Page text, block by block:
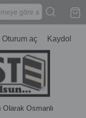
Oturum aç Kaydol
Olarak Osmanlı